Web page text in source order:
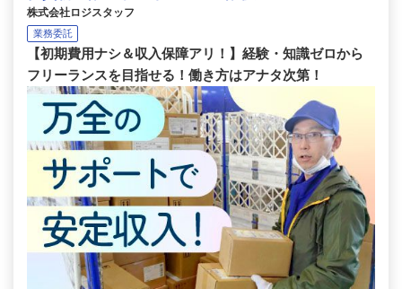
株式会社ロジスタッフ
業務委託
【初期費用ナシ＆収入保障アリ！】経験・知識ゼロから
フリーランスを目指せる！働き方はアナタ次第！